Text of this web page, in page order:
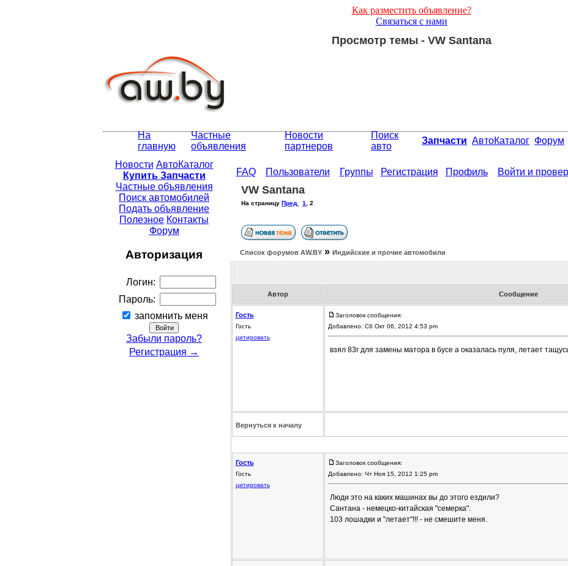
Как разместить объявление?
Связаться с нами
Просмотр темы - VW Santana
На
главную
Частные
объявления
Новости
партнеров
Поиск
авто
Запчасти АвтоКаталог Форум
Новости АвтоКаталог
Купить Запчасти
Частные объявления
Поиск автомобилей
Подать объявление
Полезное Контакты
Форум
Авторизация
Логин:
Пароль:
запомнить меня
Забыли пароль?
Регистрация →
FAQ Пользователи Группы Регистрация Профиль Войти и
VW Santana
На страницу Пред. 1 2
Список форумов АW.BY» Индийские и прочие автомобили
Автор Сообщение
Гость
Гость
цитировать
Заголовок сообщения:
Добавлено: Сб Окт 06, 2012 4:53 pm
взял 83г для замены матора в бусе а оказалась пуля, летает
Вернуться к началу
Гость
Гость
цитировать
Заголовок сообщения:
Добавлено: Чт Ноя 15, 2012 1:25 pm
Люди это на каких машинах вы до этого ездили?
Сантана - немецко-китайская "семерка".
103 лошадки и "летает"!!! - не смешите меня.